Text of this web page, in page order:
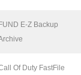
FUND E-Z Backup
Of Duty FastFile